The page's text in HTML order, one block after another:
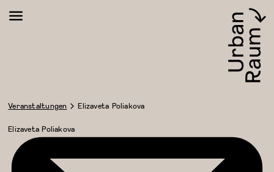
Urbanraum
Veranstaltungen
Elizaveta Poliakova
Elizaveta Poliakova